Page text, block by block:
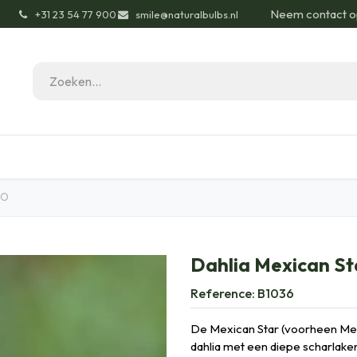
͏+31 23 54 77 900 smile@naturalbulbs.nl Neem contact
Dahlia Mexican
Reference: B1036
De Mexican Star (voorheen
dahlia met een diepe